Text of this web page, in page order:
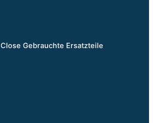
Close Gebrauchte Ersatzteile